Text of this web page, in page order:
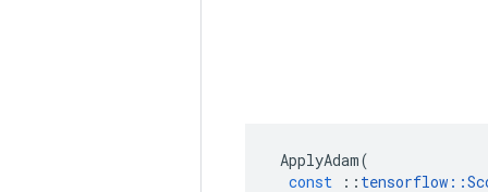
ApplyAdam(
const
:: tensorflow ::